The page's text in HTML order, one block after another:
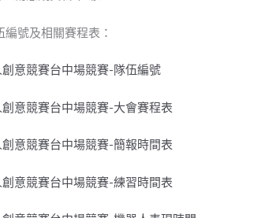
號及相關賽程表：
意競賽台中場競賽-隊伍編號
意競賽台中場競賽-大會賽程表
意競賽台中場競賽-簡報時間表
意競賽台中場競賽-練習時間表